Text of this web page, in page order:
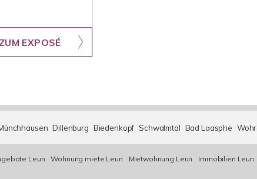
ZUM EXPOSÉ
Dillenburg Biedenkopf Schwalmtal Bad Laasphe
Leun Wohnung miete Leun Mietwohnung Leun Immobilien Leun